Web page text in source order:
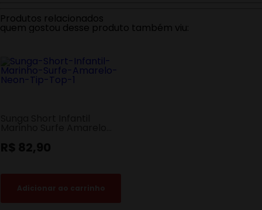
Produtos relacionados
quem gostou desse produto também viu: